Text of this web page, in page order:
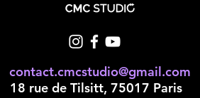
contact.cmcstudio@gmail.com
18 rue de Tilsitt, 75017 Paris